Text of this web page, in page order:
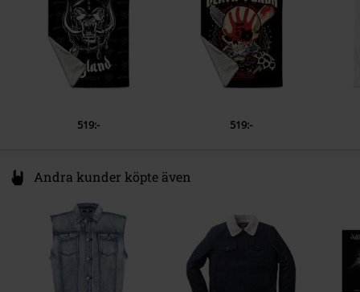
compliance@wearerocksax.com
519:- 519:-
Andra kunder köpte även